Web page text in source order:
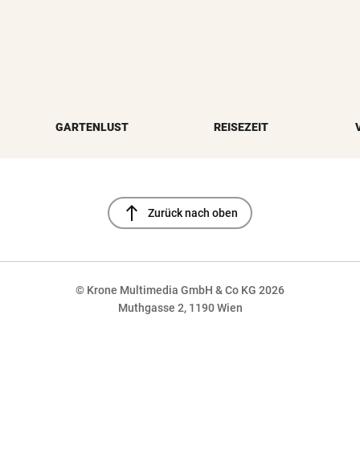
GARTENLUST REISEZEIT
north Zurück nach oben
© Krone Multimedia GmbH & Co KG 2026
Muthgasse 2, 1190 Wien